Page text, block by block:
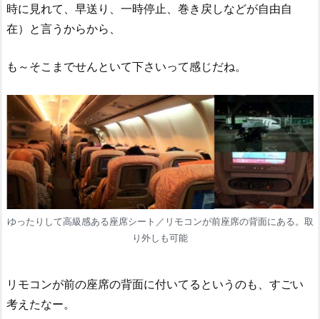
時に見れて、早送り、一時停止、巻き戻しなどが自由自
在）と言うからから、
も～そこまでせんといて下さいって感じだね。
ゆったりして高級感ある座席シート／リモコンが前座席の背面にある。取
り外しも可能
リモコンが前の座席の背面に付いてるというのも、すごい
考えたなー。